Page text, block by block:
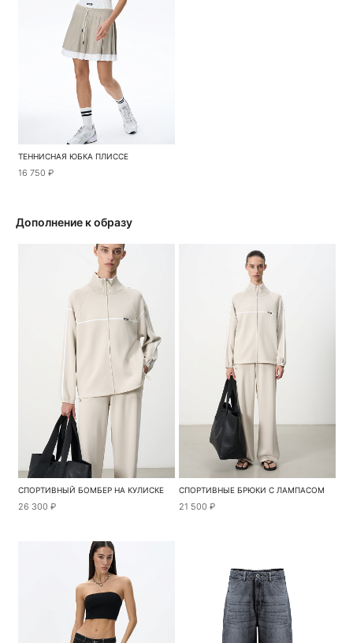
ТЕННИСНАЯ ЮБКА ПЛИССЕ
16 750 ₽
Дополнение к образу
СПОРТИВНЫЙ БОМБЕР НА КУЛИСКЕ
26 300 ₽
СПОРТИВНЫЕ БРЮКИ С ЛАМПАСОМ
21 500 ₽